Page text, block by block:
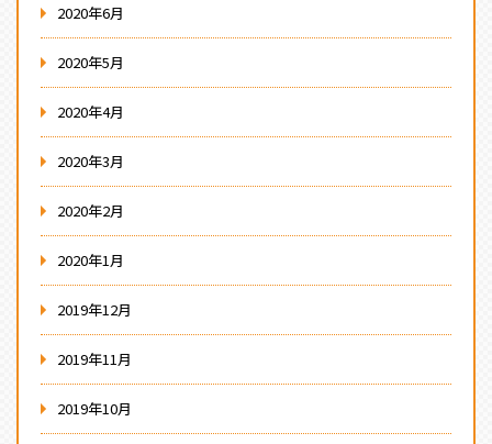
2020年6月
2020年5月
2020年4月
2020年3月
2020年2月
2020年1月
2019年12月
2019年11月
2019年10月